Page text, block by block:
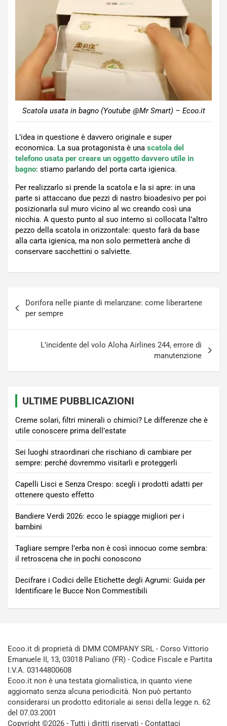
Scatola usata in bagno (Youtube @Mr Smart) – Ecoo.it
L’idea in questione è davvero originale e super
economica. La sua protagonista è una scatola del
telefono usata per creare un oggetto davvero utile in
bagno: stiamo parlando del porta carta igienica.
Per realizzarlo si prende la scatola e la si apre: in una
parte si attaccano due pezzi di nastro bioadesivo per poi
posizionarla sul muro vicino al wc creando così una
nicchia. A questo punto al suo interno si collocata l’altro
pezzo della scatola in orizzontale: questo farà da base
alla carta igienica, ma non solo permetterà anche di
conservare sacchettini o salviette.
articoli
Dorifora nelle piante di melanzane: come liberartene
per sempre
L’incidente del volo Aloha Airlines 244, errore di
manutenzione
ULTIME PUBBLICAZIONI
Creme solari, filtri minerali o chimici? Le differenze che è
utile conoscere prima dell’estate
Sei luoghi straordinari che rischiano di cambiare per
sempre: perché dovremmo visitarli e proteggerli
Capelli Lisci e Senza Crespo: scegli i prodotti adatti per
ottenere questo effetto
Bandiere Verdi 2026: ecco le spiagge migliori per i
bambini
Tagliare sempre l’erba non è così innocuo come sembra:
il retroscena che in pochi conoscono
Decifrare i Codici delle Etichette degli Agrumi: Guida per
Identificare le Bucce Non Commestibili
Ecoo.it di proprietà di DMM COMPANY SRL - Corso Vittorio
Emanuele II, 13, 03018 Paliano (FR) - Codice Fiscale e Partita
I.V.A. 03144800608
Ecoo.it non è una testata giornalistica, in quanto viene
aggiornato senza alcuna periodicità. Non può pertanto
considerarsi un prodotto editoriale ai sensi della legge n. 62
del 07.03.2001
Copyright ©2026 - Tutti i diritti riservati - Contattaci